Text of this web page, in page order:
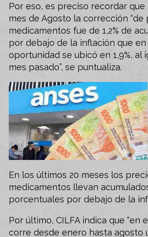
Por eso, es preciso recordar que
mes de Agosto la corrección “de
medicamentos fue de 1,2% de
por debajo de la inflación que en
oportunidad se ubicó en 1,9%, al
mes pasado”, se puntualiza.
En los últimos 20 meses los
medicamentos llevan
porcentuales por debajo de la
Por último, CILFA indica que “en
corre desde enero hasta agosto